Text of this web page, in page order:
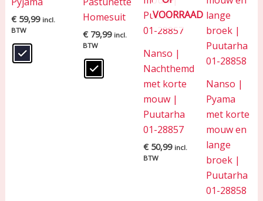
€59,99 incl.
BTW
Homesuit
€79,99 incl.
BTW
VOORRAAD
Nanso |
Nachthemd
met korte
mouw |
Puutarha
01-28857
€50,99 incl.
BTW
Nanso |
Pyama
met korte
mouw en
lange
broek |
Puutarha
01-28858